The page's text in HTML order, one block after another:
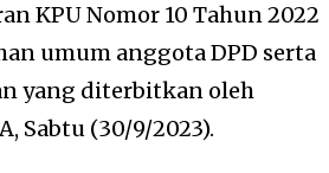
KPU Nomor 10 Tahun 2022
umum anggota DPD serta
yang diterbitkan oleh
Sabtu (30/9/2023).